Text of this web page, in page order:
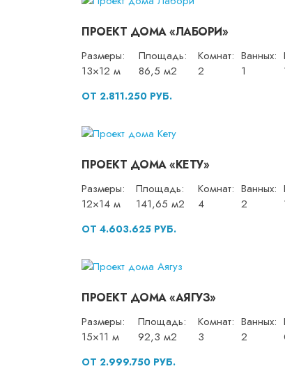
ПРОЕКТ ДОМА «ЛАБОРИ»
Размеры:
13×12 м
Площадь:
86,5 м2
Комнат:
2
Ванных:
1
ОТ 2.811.250 РУБ.
ПРОЕКТ ДОМА «КЕТУ»
Размеры:
12×14 м
Площадь:
141,65 м2
Комнат:
4
Ванных:
2
ОТ 4.603.625 РУБ.
ПРОЕКТ ДОМА «АЯГУЗ»
Размеры:
15×11 м
Площадь:
92,3 м2
Комнат:
3
Ванных:
2
ОТ 2.999.750 РУБ.